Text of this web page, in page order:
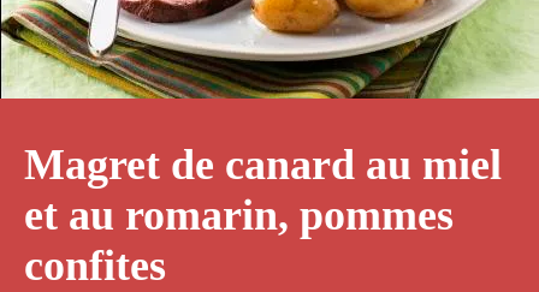
Magret de canard au miel
et au romarin, pommes
confites